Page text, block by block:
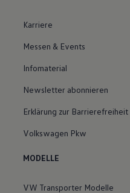
Karriere
Messen & Events
Infomaterial
Newsletter abonnieren
Erklärung zur Barrierefreiheit
Volkswagen Pkw
MODELLE
VW Transporter Modelle